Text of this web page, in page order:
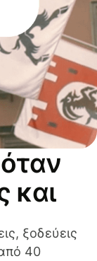
και
ξοδεύεις
40